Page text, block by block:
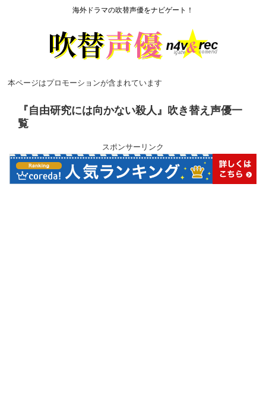
海外ドラマの吹替声優をナビゲート！
本ページはプロモーションが含まれています
『自由研究には向かない殺人』吹き替え声優一
覧
スポンサーリンク